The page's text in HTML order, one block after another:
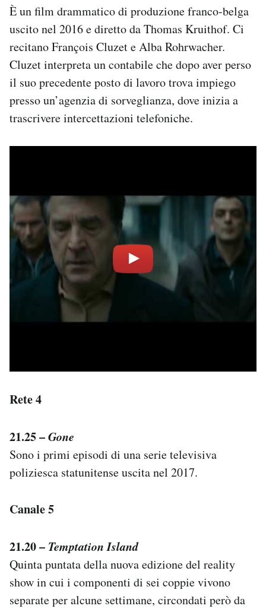
È un film drammatico di produzione franco-belga
uscito nel 2016 e diretto da Thomas Kruithof. Ci
recitano François Cluzet e Alba Rohrwacher.
Cluzet interpreta un contabile che dopo aver perso
il suo precedente posto di lavoro trova impiego
presso un’agenzia di sorveglianza, dove inizia a
trascrivere intercettazioni telefoniche.
Rete 4
21.25 –Gone
Sono i primi episodi di una serie televisiva
poliziesca statunitense uscita nel 2017.
Canale 5
21.20 – Temptation Island
Quinta puntata della nuova edizione del reality
show in cui i componenti di sei coppie vivono
separate per alcune settimane, circondati però da